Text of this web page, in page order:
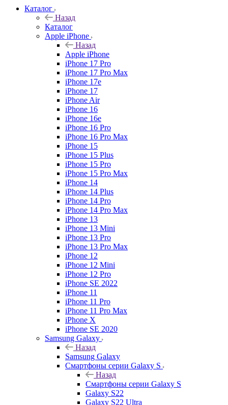
Каталог
Назад
Каталог
Apple iPhone
Назад
Apple iPhone
iPhone 17 Pro
iPhone 17 Pro Max
iPhone 17e
iPhone 17
iPhone Air
iPhone 16
iPhone 16e
iPhone 16 Pro
iPhone 16 Pro Max
iPhone 15
iPhone 15 Plus
iPhone 15 Pro
iPhone 15 Pro Max
iPhone 14
iPhone 14 Plus
iPhone 14 Pro
iPhone 14 Pro Max
iPhone 13
iPhone 13 Mini
iPhone 13 Pro
iPhone 13 Pro Max
iPhone 12
iPhone 12 Mini
iPhone 12 Pro
iPhone SE 2022
iPhone 11
iPhone 11 Pro
iPhone 11 Pro Max
iPhone X
iPhone SE 2020
Samsung Galaxy
Назад
Samsung Galaxy
Смартфоны серии Galaxy S
Назад
Смартфоны серии Galaxy S
Galaxy S22
Galaxy S22 Ultra